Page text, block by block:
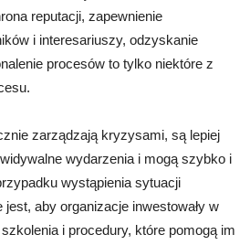
reputacji, zapewnienie
i interesariuszy, odzyskanie
procesów to tylko niektóre z
zarządzają kryzysami, są lepiej
wydarzenia i mogą szybko i
wystąpienia sytuacji
aby organizacje inwestowały w
i procedury, które pomogą im